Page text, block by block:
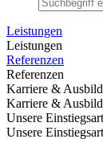
Leistungen
Leistungen
Referenzen
Referenzen
Karriere &
Karriere &
Unsere
Unsere